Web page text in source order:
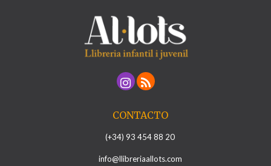
CONTACTO
(+34) 93 454 88 20
info@llibreriaallots.com